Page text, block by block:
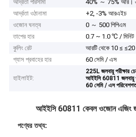
আর্দ্রতা পরিসীমা
40% ～ 75% আর।
আর্দ্রতা ওঠানামা
+2, -3% আরএইচ
ওজোন ঘনত্ব
0 ～ 500 পিপিএম
তাপের হার
0.7 ~ 1.0 ℃ / মিনিট
কুলিং রেট
আরটি থেকে 10 ≤ ≤20
গ্যাস প্রবাহের হার
60 সেমি / এস
হাইলাইট:
225L জলবায়ু পরীক্ষার
আইইসি 60811 জলবায়ু
60 সেমি / এস পরিবেশগত
আইইসি 60811 কেবল ওজোন এজিং
পণ্যের তথ্য: